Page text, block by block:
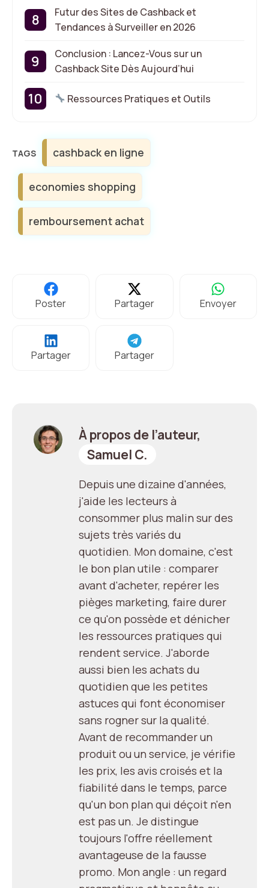
Futur des Sites de Cashback et
Tendances à Surveiller en 2026
Conclusion : Lancez-Vous sur un
Cashback Site Dès Aujourd’hui
Ressources Pratiques et Outils
Étiquettes
cashback en ligne
economies shopping
remboursement achat
Poster Partager Envoyer
Partager Partager
À propos de l’auteur,
Samuel C.
Depuis une dizaine d'années,
j'aide les lecteurs à
consommer plus malin sur des
sujets très variés du
quotidien. Mon domaine, c'est
le bon plan utile : comparer
avant d'acheter, repérer les
pièges marketing, faire durer
ce qu'on possède et dénicher
les ressources pratiques qui
rendent service. J'aborde
aussi bien les achats du
quotidien que les petites
astuces qui font économiser
sans rogner sur la qualité.
Avant de recommander un
produit ou un service, je vérifie
les prix, les avis croisés et la
fiabilité dans le temps, parce
qu'un bon plan qui déçoit n'en
est pas un. Je distingue
toujours l'offre réellement
avantageuse de la fausse
promo. Mon angle : un regard